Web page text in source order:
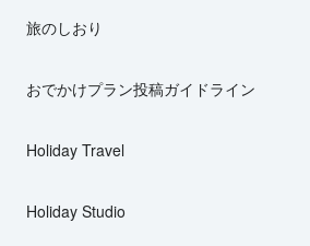
旅のしおり
おでかけプラン投稿ガイドライン
Holiday Travel
Holiday Studio